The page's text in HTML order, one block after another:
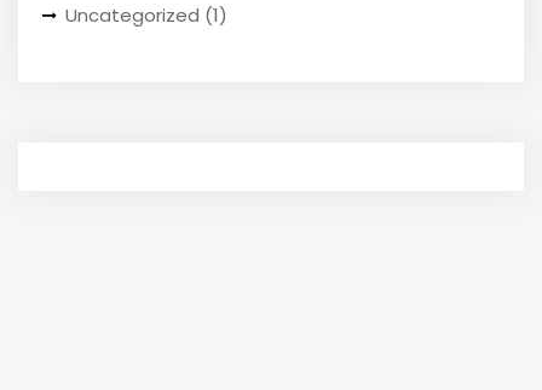
Uncategorized (1)